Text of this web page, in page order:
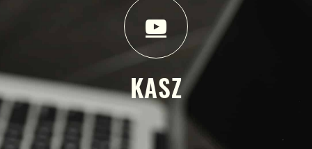
KASZ